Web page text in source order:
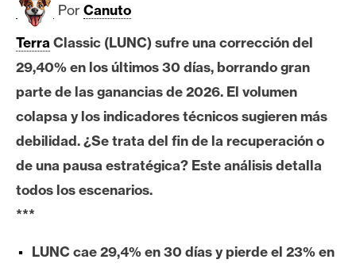
B
i
t
c
o
i
n
E
e
Por Canuto
Terra Classic (LUNC) sufre una corrección del
29,40% en los últimos 30 días, borrando gran
parte de las ganancias de 2026. El volumen
colapsa y los indicadores técnicos sugieren más
debilidad. ¿Se trata del fin de la recuperación o
de una pausa estratégica? Este análisis detalla
todos los escenarios.
***
LUNC cae 29,4% en 30 días y pierde el 23% en